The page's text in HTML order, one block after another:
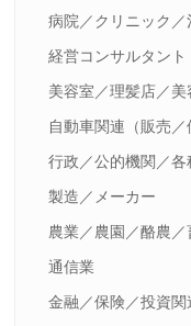
病院／クリニック／
経営コンサルタント
美容室／理髪店／美
自動車関連（販売／
行政／公的機関／各
製造／メーカー
農業／農園／酪農
通信業
金融／保険／投資関